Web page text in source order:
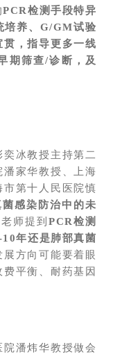
PCR检测手段特异
培养、G/GM试验
，指导更多一线
期筛查/诊断，及
奕冰教授主持第二
家华教授、上海
第十人民医院慎
感染防治中的未
师提到PCR检测
年还是肺部真菌
展方向可能要着眼
平衡、耐药基因
潘炜华教授做会